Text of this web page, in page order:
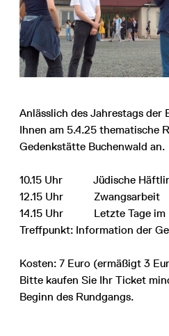
Anlässlich des Jahrestags der
Ihnen am 5.4.25 thematische
Gedenkstätte Buchenwald an.
10.15 Uhr Jüdische
12.15 Uhr Zwangsarbeit
14.15 Uhr Letzte Tage im
Treffpunkt: Information der
Kosten: 7 Euro (ermäßigt 3
Bitte kaufen Sie Ihr Ticket
Beginn des Rundgangs.